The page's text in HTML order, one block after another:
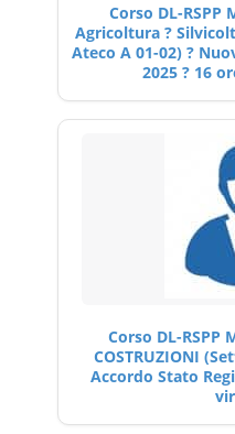
Corso DL-
Agricoltura ?
Ateco A 01-02) ?
2025 ? 16
Corso DL-
COSTRUZIONI
Accordo Stato